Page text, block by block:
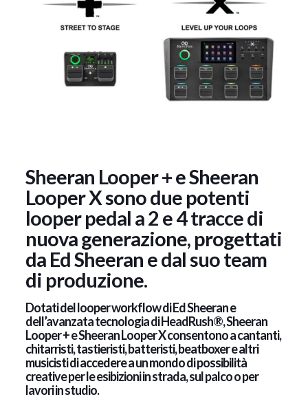
Sheeran Looper + e Sheeran
Looper X sono due potenti
looper pedal a 2 e 4 tracce di
nuova generazione, progettati
da Ed Sheeran e dal suo team
di produzione.
Dotati del looper workflow di Ed Sheeran e
dell’avanzata tecnologia di HeadRush®, Sheeran
Looper + e Sheeran Looper X consentono a cantanti,
chitarristi, tastieristi, batteristi, beatboxer e altri
musicisti di accedere a un mondo di possibilità
creative per le esibizioni in strada, sul palco o per
lavori in studio.